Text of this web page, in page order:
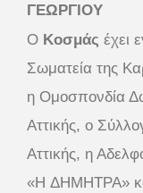
ΓΕΩΡΓΙΟΥ
Ο Κοσμάς έχει
Σωματεία της
η Ομοσπονδία
Αττικής, ο
Αττικής, η
«Η ΔΗΜΗΤΡΑ»